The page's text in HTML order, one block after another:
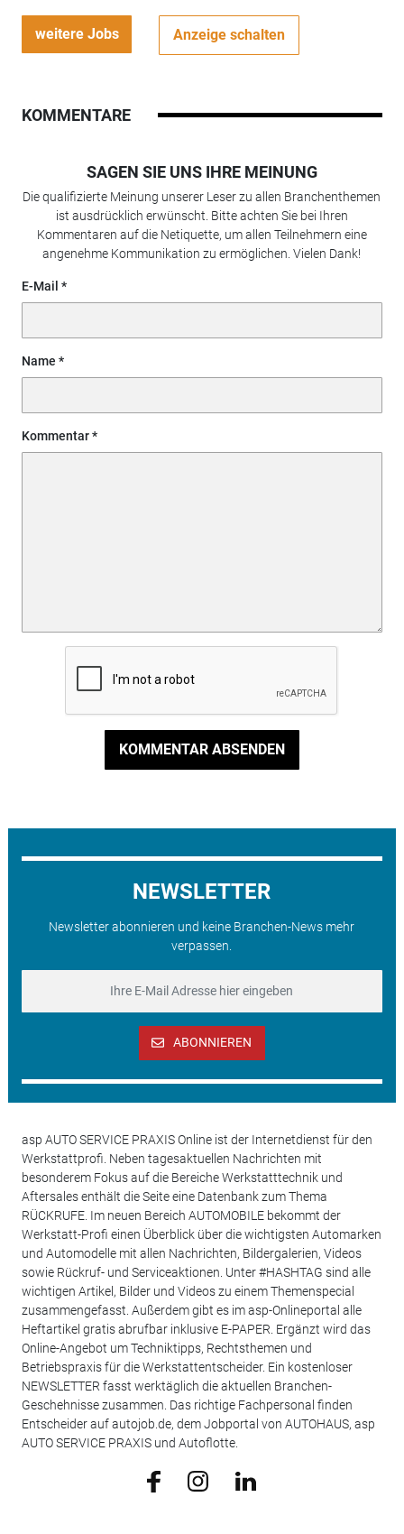
weitere Jobs Anzeige schalten
KOMMENTARE
SAGEN SIE UNS IHRE MEINUNG
Die qualifizierte Meinung unserer Leser zu allen Branchenthemen
ist ausdrücklich erwünscht. Bitte achten Sie bei Ihren
Kommentaren auf die Netiquette, um allen Teilnehmern eine
angenehme Kommunikation zu ermöglichen. Vielen Dank!
E-Mail
Name
Kommentar
KOMMENTAR ABSENDEN
NEWSLETTER
Newsletter abonnieren und keine Branchen-News mehr
verpassen.
ABONNIEREN
asp AUTO SERVICE PRAXIS Online ist der Internetdienst für den
Werkstattprofi. Neben tagesaktuellen Nachrichten mit
besonderem Fokus auf die Bereiche Werkstatttechnik und
Aftersales enthält die Seite eine Datenbank zum Thema
RÜCKRUFE. Im neuen Bereich AUTOMOBILE bekommt der
Werkstatt-Profi einen Überblick über die wichtigsten Automarken
und Automodelle mit allen Nachrichten, Bildergalerien, Videos
sowie Rückruf- und Serviceaktionen. Unter #HASHTAG sind alle
wichtigen Artikel, Bilder und Videos zu einem Themenspecial
zusammengefasst. Außerdem gibt es im asp-Onlineportal alle
Heftartikel gratis abrufbar inklusive E-PAPER. Ergänzt wird das
Online-Angebot um Techniktipps, Rechtsthemen und
Betriebspraxis für die Werkstattentscheider. Ein kostenloser
NEWSLETTER fasst werktäglich die aktuellen Branchen-
Geschehnisse zusammen. Das richtige Fachpersonal finden
Entscheider auf autojob.de, dem Jobportal von AUTOHAUS, asp
AUTO SERVICE PRAXIS und Autoflotte.